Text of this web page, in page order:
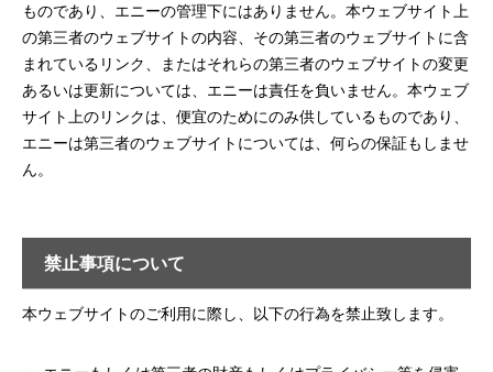
ものであり、エニーの管理下にはありません。本ウェブサイト上
の第三者のウェブサイトの内容、その第三者のウェブサイトに含
まれているリンク、またはそれらの第三者のウェブサイトの変更
あるいは更新については、エニーは責任を負いません。本ウェブ
サイト上のリンクは、便宜のためにのみ供しているものであり、
エニーは第三者のウェブサイトについては、何らの保証もしませ
ん。
禁止事項について
本ウェブサイトのご利用に際し、以下の行為を禁止致します。